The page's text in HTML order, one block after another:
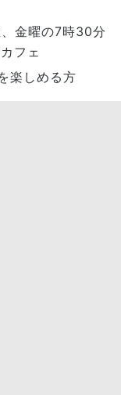
金曜の7時30分
フェ
楽しめる方